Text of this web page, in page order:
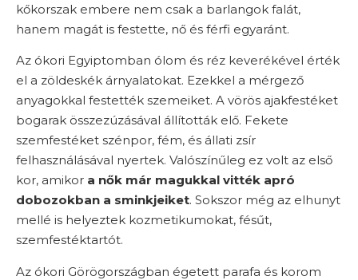
kőkorszak embere nem csak a barlangok falát,
hanem magát is festette, nő és férfi egyaránt.
Az ókori Egyiptomban ólom és réz keverékével érték
el a zöldeskék árnyalatokat. Ezekkel a mérgező
anyagokkal festették szemeiket. A vörös ajakfestéket
bogarak összezúzásával állították elő. Fekete
szemfestéket szénpor, fém, és állati zsír
felhasználásával nyertek. Valószínűleg ez volt az első
kor, amikor a nők már magukkal vitték apró
dobozokban a sminkjeiket. Sokszor még az elhunyt
mellé is helyeztek kozmetikumokat, fésűt,
szemfestéktartót.
Az ókori Görögországban égetett parafa és korom